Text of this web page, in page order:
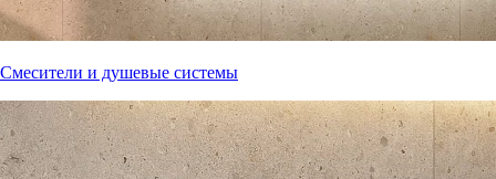
Смесители и душевые системы